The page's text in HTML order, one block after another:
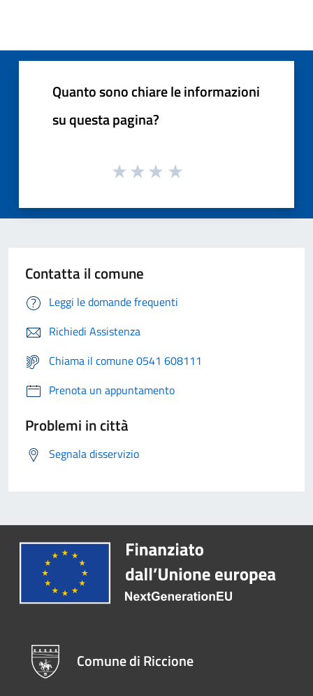
Quanto sono chiare le informazioni
su questa pagina?
Contatta il comune
Leggi le domande frequenti
Richiedi Assistenza
Chiama il comune 0541 608111
Prenota un appuntamento
Problemi in città
Segnala disservizio
Comune di Riccione